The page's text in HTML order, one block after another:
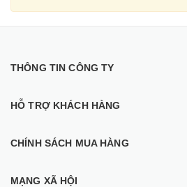
THÔNG TIN CÔNG TY
HỖ TRỢ KHÁCH HÀNG
CHÍNH SÁCH MUA HÀNG
MẠNG XÃ HỘI